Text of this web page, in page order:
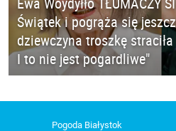
Świątek i pogrąża się
dziewczyna troszkę
I to nie jest pogardliwe"
Pogoda Białystok